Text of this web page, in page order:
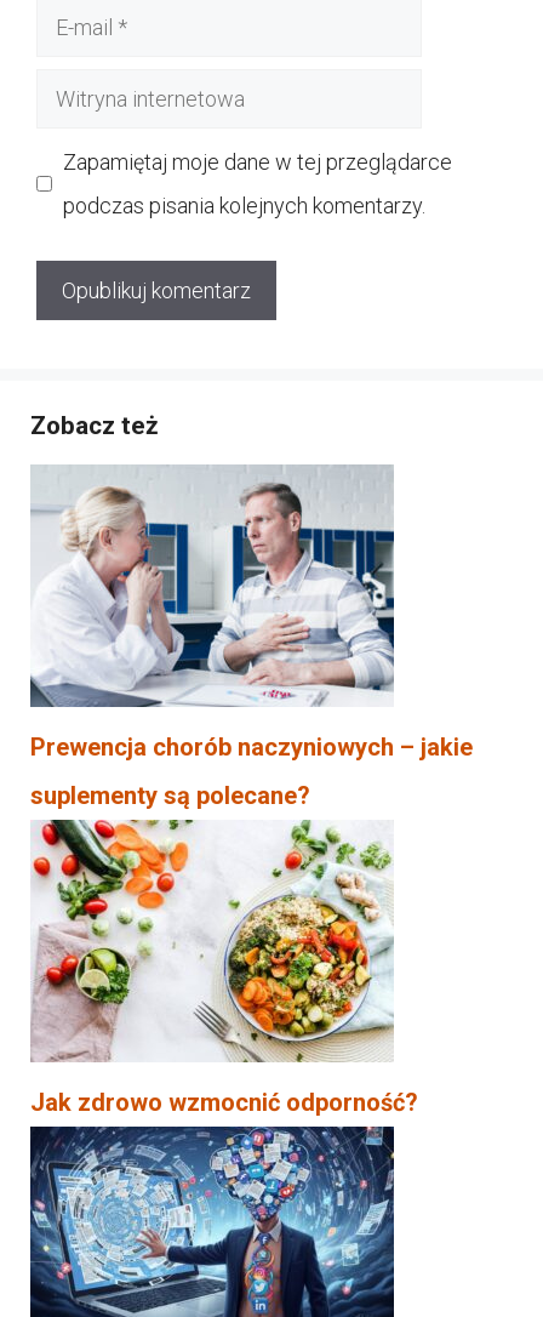
Witryna
Zapamiętaj moje dane w tej przeglądarce
podczas pisania kolejnych komentarzy.
Zobacz też
Prewencja chorób naczyniowych – jakie
suplementy są polecane?
Jak zdrowo wzmocnić odporność?